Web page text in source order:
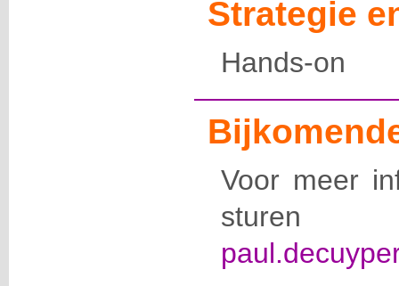
Strategie
Hands-on
Voor meer